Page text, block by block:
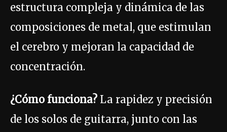
estructura compleja y dinámica de las
composiciones de metal, que estimulan
el cerebro y mejoran la capacidad de
concentración.
¿Cómo funciona?La rapidez y precisión
de los solos de guitarra, junto con las